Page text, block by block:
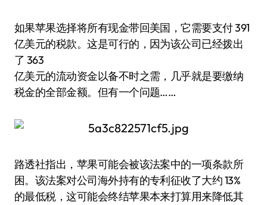
如果苹果选择将所有现金带回美国，它需要支付 391
亿美元的税款。这是可行的，因为该公司已经拨出
了 363
亿美元的流动资金以备不时之需，几乎就是要缴纳
税金的全部金额。但有一个问题……
路透社指出，苹果可能会被该法案中的一项条款所
困。该法案对公司海外持有的专利征收了大约 13%
的最低税，这可能会终结苹果本来打算用来降低其